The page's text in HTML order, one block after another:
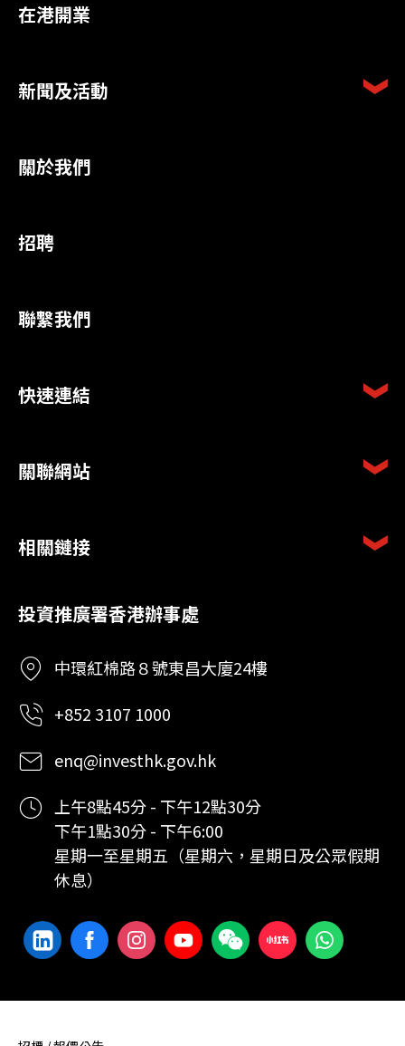
在港開業
新聞及活動
關於我們
招聘
聯繫我們
快速連結
關聯網站
相關鏈接
投資推廣署香港辦事處
中環紅棉路８號東昌大廈24樓
+852 3107 1000
enq@investhk.gov.hk
上午8點45分 - 下午12點30分
下午1點30分 - 下午6:00
星期一至星期五（星期六，星期日及公眾假期
休息）